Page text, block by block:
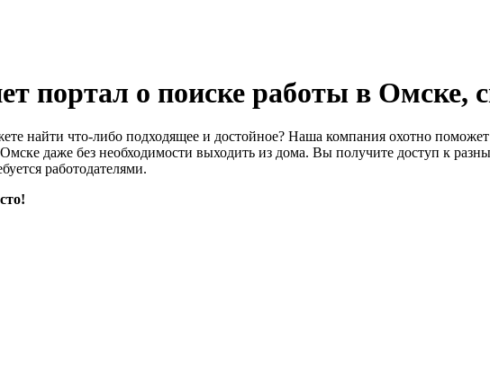
портал о поиске работы в Омске,
найти что-либо подходящее и достойное? Наша компания охотно
даже без необходимости выходить из дома. Вы получите доступ к
работодателями.